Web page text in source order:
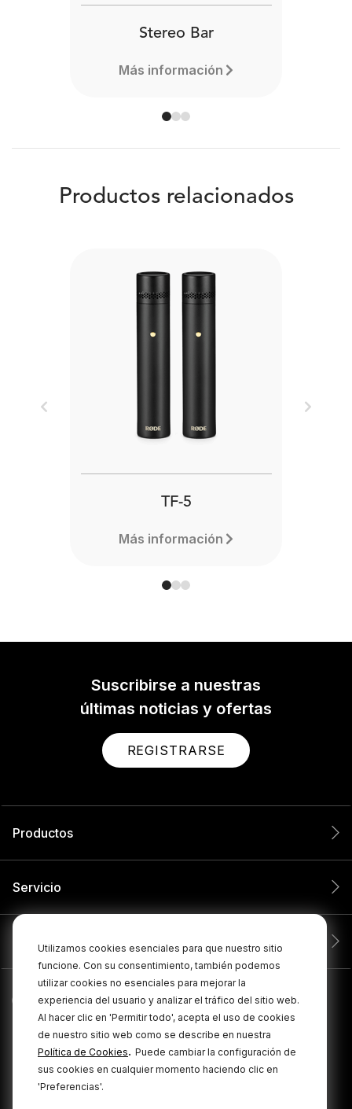
Utilizamos cookies esenciales para que nuestro sitio
funcione. Con su consentimiento, también podemos
utilizar cookies no esenciales para mejorar la
experiencia del usuario y analizar el tráfico del sitio web.
Al hacer clic en 'Permitir todo', acepta el uso de cookies
de nuestro sitio web como se describe en nuestra
Política de Cookies. Puede cambiar la configuración de
sus cookies en cualquier momento haciendo clic en
'Preferencias'.
Stereo Bar
Más información
Productos relacionados
TF-5
Más información
Previous Next
Suscribirse a nuestras
últimas noticias y ofertas
REGISTRARSE
Productos
Servicio
Compañía